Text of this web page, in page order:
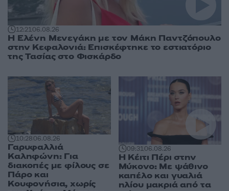
12:2106.08.26
Η Ελένη Μενεγάκη με τον Μάκη Παντζόπουλο
στην Κεφαλονιά: Επισκέφτηκε το εστιατόριο
της Τασίας στο Φισκάρδο
10:2806.08.26
Γαρυφαλλιά
Καληφώνη: Για
διακοπές με φίλους σε
Πάρο και
Κουφονήσια, χωρίς
09:3106.08.26
Η Κέιτι Πέρι στην
Μύκονο: Με ψάθινο
καπέλο και γυαλιά
ηλίου μακριά από τα